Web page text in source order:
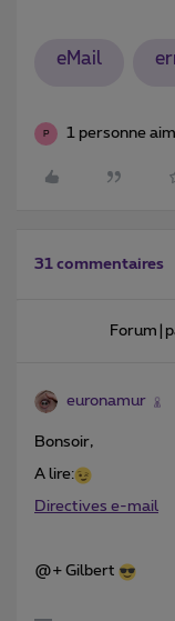
eMail
P 1 personne
31 commentaires
euronamur
Bonsoir,
A lire:
Directives e-mail
@+ Gilbert